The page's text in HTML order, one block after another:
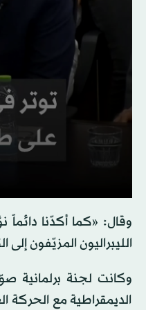
وقال: «كما أكدّنا دائماً
الليبراليون المزيّفون
وكانت لجنة برلمانية
الديمقراطية مع الحركة